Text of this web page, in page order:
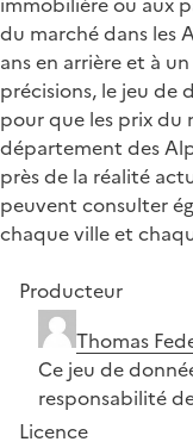
du marché dans les
ans en arrière et à
précisions, le jeu de
pour que les prix du
département des
près de la réalité
peuvent consulter
chaque ville et
Producteur
Thomas
Ce jeu de
responsabilité
Licence